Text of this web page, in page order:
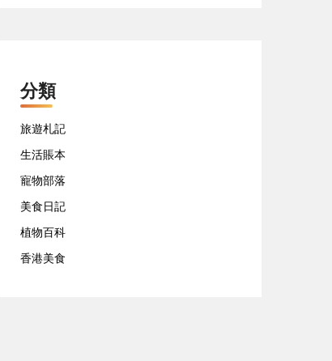
分類
旅遊札記
生活賬本
寵物部落
美食日記
植物百科
香港美食